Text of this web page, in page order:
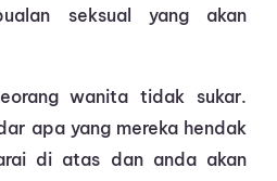
seksual yang akan
wanita tidak sukar.
apa yang mereka hendak
di atas dan anda akan